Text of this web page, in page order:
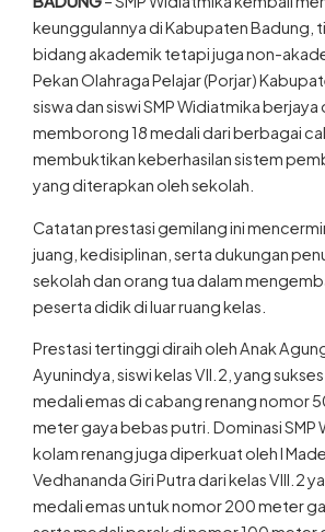
keunggulannya di Kabupaten Badung,
bidang akademik tetapi juga non-
Pekan Olahraga Pelajar (Porjar)
siswa dan siswi SMP Widiatmika berjaya
memborong 18 medali dari berbagai
membuktikan keberhasilan sistem
juang, kedisiplinan, serta dukungan
sekolah dan orang tua dalam
peserta didik di luar ruang kelas.
Ayunindya, siswi kelas VII.2, yang sukses
medali emas di cabang renang nomor
meter gaya bebas putri. Dominasi SMP
kolam renang juga diperkuat oleh I Made
Vedhananda Giri Putra dari kelas VIII.2
medali emas untuk nomor 200 meter
serta medali perak di nomor 100 meter